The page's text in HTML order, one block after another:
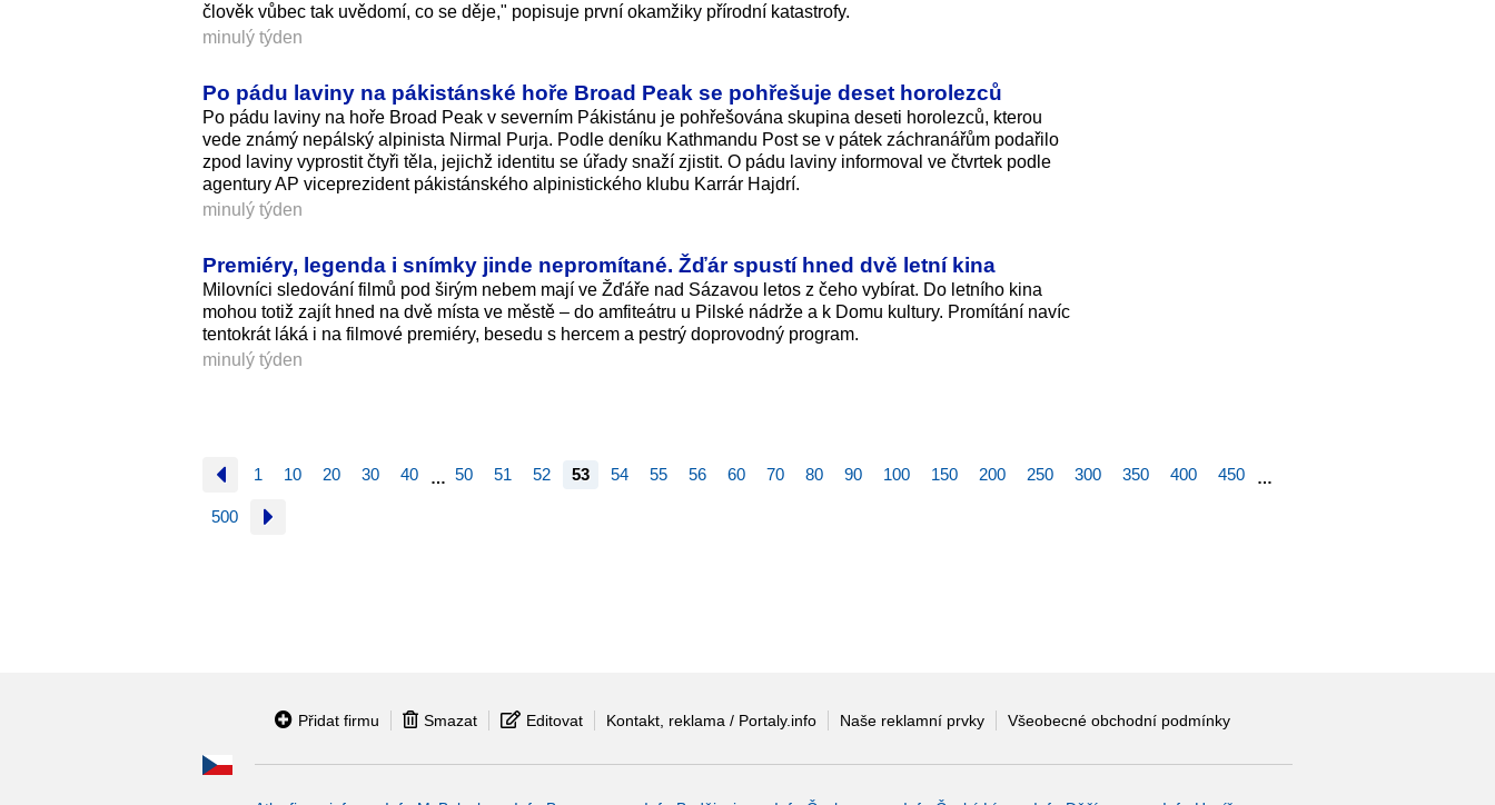
člověk vůbec tak uvědomí, co se děje," popisuje první okamžiky přírodní katastrofy.
minulý týden
Po pádu laviny na pákistánské hoře Broad Peak se pohřešuje deset horolezců
Po pádu laviny na hoře Broad Peak v severním Pákistánu je pohřešována skupina deseti horolezců, kterou
vede známý nepálský alpinista Nirmal Purja. Podle deníku Kathmandu Post se v pátek záchranářům podařilo
zpod laviny vyprostit čtyři těla, jejichž identitu se úřady snaží zjistit. O pádu laviny informoval ve čtvrtek podle
agentury AP viceprezident pákistánského alpinistického klubu Karrár Hajdrí.
minulý týden
Premiéry, legenda i snímky jinde nepromítané. Žďár spustí hned dvě letní kina
Milovníci sledování filmů pod širým nebem mají ve Žďáře nad Sázavou letos z čeho vybírat. Do letního kina
mohou totiž zajít hned na dvě místa ve městě – do amfiteátru u Pilské nádrže a k Domu kultury. Promítání navíc
tentokrát láká i na filmové premiéry, besedu s hercem a pestrý doprovodný program.
minulý týden
1 10 20 30 40 … 50 51 52 53 54 55 56 60 70 80 90 100 150 200 250 300 350 400 450 …
500
Přidat firmu Smazat Editovat Kontakt, reklama / Portaly.info Naše reklamní prvky Všeobecné obchodní podmínky